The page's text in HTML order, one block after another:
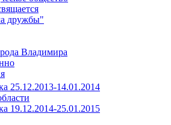
дружбы"
Владимира
25.12.2013-14.01.2014
19.12.2014-25.01.2015